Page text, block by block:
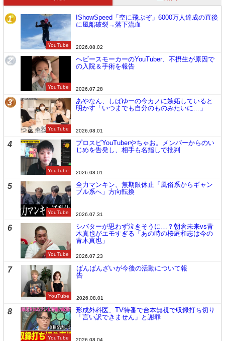
1
YouTube
IShowSpeed「空に飛ぶぞ」6000万人達成の直後
に風船破裂→落下流血
2026.08.02
2
YouTube
ヘビースモーカーのYouTuber、不摂生が原因で
の入院＆手術を報告
2026.07.28
3
YouTube
あやなん、しばゆーの今カノに嫉妬していると
明かす「いつまでも自分のものみたいに…」
2026.08.01
4
YouTube
プロスピYouTuberやちゃお。メンバーからのい
じめを告発し、相手も名指しで批判
2026.08.01
5
YouTube
全力マンキン、無期限休止「風俗系からギャン
ブル系へ」方向転換
2026.07.31
6
YouTube
シバターが思わず泣きそうに…？朝倉未来vs青
木真也がエモすぎる「あの時の桜庭和志は今の
青木真也」
2026.07.23
7
YouTube
ばんばんざいが今後の活動について報
告
2026.08.01
8
YouTube
形成外科医、TV特番で台本無視で収録打ち切り
「言い訳できません」と謝罪
2026.08.04